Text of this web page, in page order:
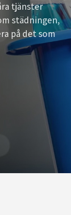
tjänster
städningen,
på det som